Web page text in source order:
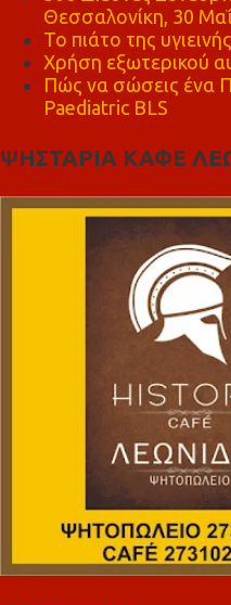
Θεσσαλονίκη, 30
Το πιάτο της
Χρήση εξωτερικού
Πώς να σώσεις ένα
Paediatric BLS
ΨΗΣΤΑΡΙΑ ΚΑΦΕ